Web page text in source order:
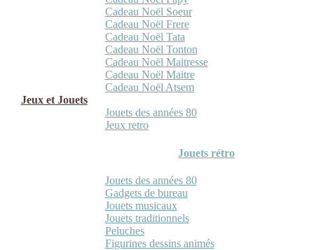
Cadeau Noël Soeur
Cadeau Noël Frere
Cadeau Noël Tata
Cadeau Noël Tonton
Cadeau Noël Maitresse
Cadeau Noël Maitre
Cadeau Noël Atsem
Jeux et Jouets
Jouets des années 80
Jeux retro
Jouets rétro
Jouets des années 80
Gadgets de bureau
Jouets musicaux
Jouets traditionnels
Peluches
Figurines dessins animés